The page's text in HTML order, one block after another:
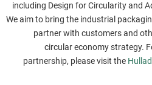
including Design for Circularity and
We aim to bring the industrial
partner with customers and
circular economy strategy.
partnership, please visit the